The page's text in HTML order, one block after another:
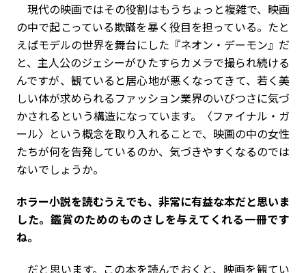
現代の映画ではその役割はもうちょっと複雑で、映画
の中で起こっている欺瞞を暴く役目を担っている。たと
えばモデルの世界を舞台にした『ネオン・デーモン』だ
と、主人公のジェシーがひたすらカメラで撮られ続ける
んですが、観ていると居心地が悪くなってきて、若く美
しい体が求められるファッション業界のいびつさに気づ
かされるという構造になっています。〈ファイナル・ガ
ール〉という概念を取り入れることで、映画の中の女性
たちが何を告発しているのか、気づきやすくなるのでは
ないでしょうか。
――ホラー小説を読むうえでも、非常に有益な本だと思いま
した。鑑賞のためのものさしを与えてくれる一冊です
ね。
だと思います。この本を読んでおくと、映画を観てい